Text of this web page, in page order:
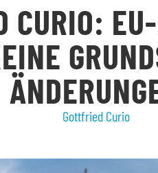
CURIO:
Gottfried Curio